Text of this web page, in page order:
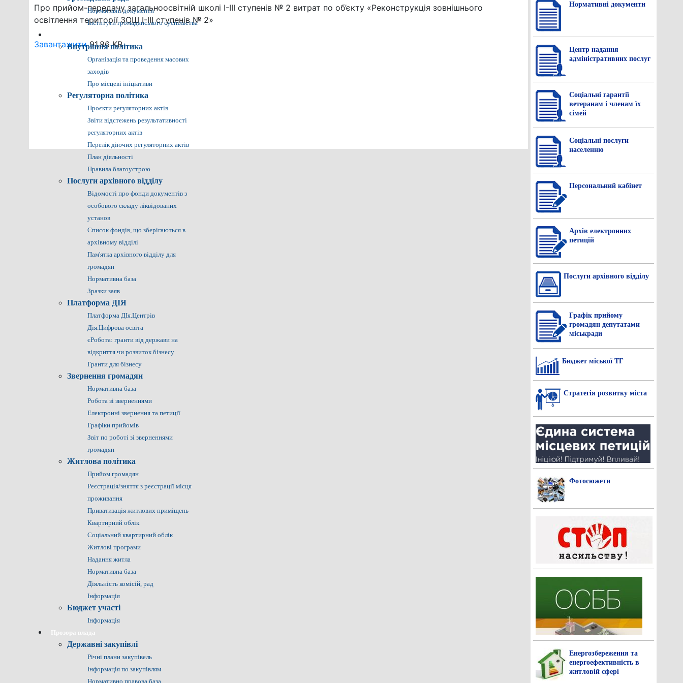
Нормативні документи
Інститути громадянського суспільства
Внутрішня політика
Організація та проведення масових
заходів
Про місцеві ініціативи
Регуляторна політика
Проєкти регуляторних актів
Звіти відстежень результативності
регуляторних актів
Перелік діючих регуляторних актів
План діяльності
Правила благоустрою
Послуги архівного відділу
Відомості про фонди документів з
особового складу ліквідованих
установ
Список фондів, що зберігаються в
архівному відділі
Пам'ятка архівного відділу для
громадян
Нормативна база
Зразки заяв
Платформа ДІЯ
Платформа ДІя.Центрів
Дія.Цифрова освіта
єРобота: гранти від держави на
відкриття чи розвиток бізнесу
Гранти для бізнесу
Звернення громадян
Нормативна база
Робота зі зверненнями
Електронні звернення та петиції
Графіки прийомів
Звіт по роботі зі зверненнями
громадян
Житлова політика
Прийом громадян
Реєстрація/зняття з реєстрації місця
проживання
Приватизація житлових приміщень
Квартирний облік
Соціальний квартирний облік
Житлові програми
Надання житла
Нормативна база
Діяльність комісій, рад
Інформація
Бюджет участі
Інформація
Прозора влада
Державні закупівлі
Річні плани закупівель
Інформація по закупівлям
Нормативно правова база
Про прийом-передачу загальноосвітній школі І-ІІІ ступенів № 2 витрат по об’єкту «Реконструкція зовнішнього
освітлення території ЗОШ І-ІІІ ступенів № 2»
Завантажити91.86 KB
Нормативнi документи
Центр надання
адміністративних послуг
Соціальні гарантії
ветеранам і членам їх
сімей
Соціальні послуги
населенню
Персональний кабінет
Архів електронних
петицій
Послуги архівного відділу
Графік прийому
громадян депутатами
міськради
Бюджет міської ТГ
Стратегія розвитку міста
Фотосюжети
Енергозбереження та
енергоефективність в
житловій сфері